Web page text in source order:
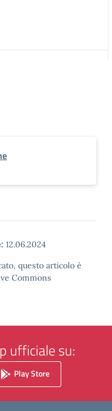
12.06.2024
questo articolo è
Commons
ufficiale su:
Play Store